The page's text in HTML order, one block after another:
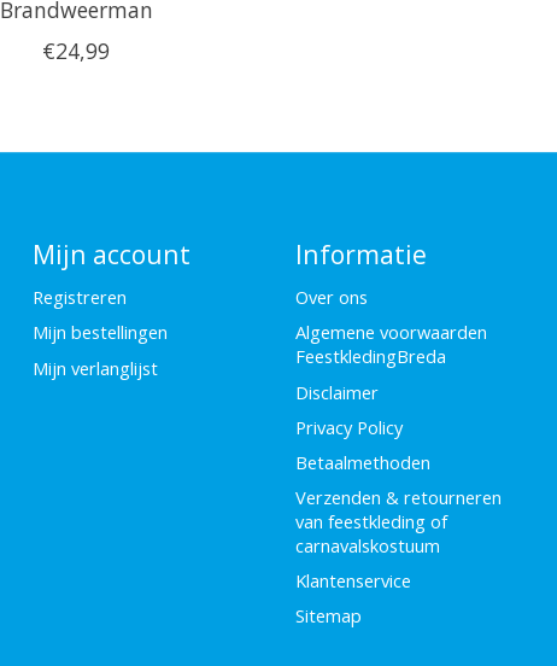
Brandweerman
€24,99
Mijn account
Registreren
Mijn bestellingen
Mijn verlanglijst
Informatie
Over ons
Algemene voorwaarden
FeestkledingBreda
Disclaimer
Privacy Policy
Betaalmethoden
Verzenden & retourneren
van feestkleding of
carnavalskostuum
Klantenservice
Sitemap